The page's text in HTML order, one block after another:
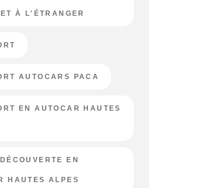
À L'ÉTRANGER
AUTOCARS PACA
EN AUTOCAR HAUTES
EN
HAUTES ALPES